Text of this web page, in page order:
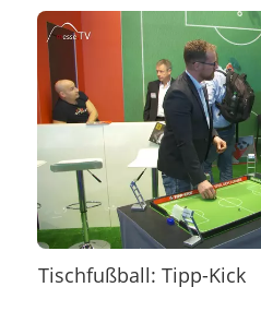
Tischfußball: Tipp-Kick